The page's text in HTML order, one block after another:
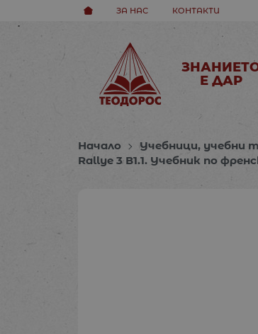
ЗА НАС КОНТАКТИ
Е ДАР
Начало Учебници, учебни
Rallye 3 В1.1. Учебник по